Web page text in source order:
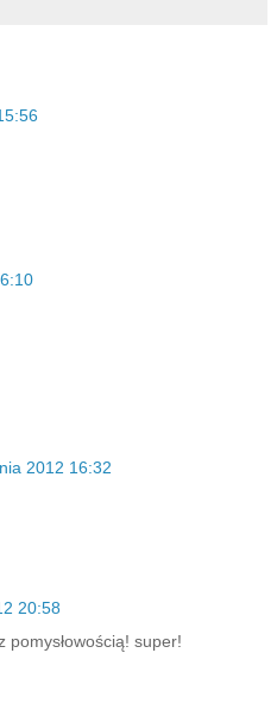
2012 16:32
20:58
pomysłowością! super!